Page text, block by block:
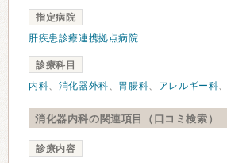
指定病院
肝疾患診療連携拠点病院
診療科目
内科、 消化器外科、 胃腸科、 アレルギー科、
消化器内科の関連項目（口コミ検索）
診療内容